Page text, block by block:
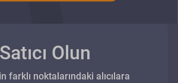
Satıcı Olun
farklı noktalarındaki alıcılara